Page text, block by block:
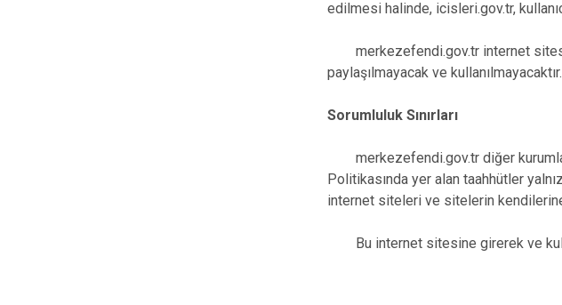
edilmesi halinde, icisleri.gov.tr,
merkezefendi.gov.tr internet sitesi
paylaşılmayacak ve kullanılmayacaktır.
Sorumluluk Sınırları
merkezefendi.gov.tr diğer
Politikasında yer alan taahhütler
internet siteleri ve sitelerin
Bu internet sitesine girerek ve